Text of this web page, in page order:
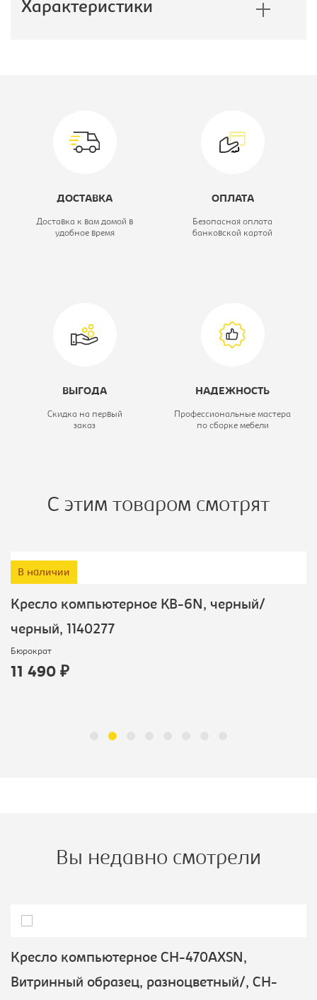
Характеристики
Модель кресла: CH-470AXSN,
образец
Кресло
ДОСТАВКА
Доставка к вам домой в
удобное время
ОПЛАТА
Безопасная оплата
банковской картой
ВЫГОДА
Скидка на первый
заказ
НАДЕЖНОСТЬ
Профессиональные мастера
по сборке мебели
С этим товаром смотрят
В наличии
Кресло компьютерное KB-6N, черный/
черный, 1140277
Бюрократ
11 490 ₽
Вы недавно смотрели
Кресло компьютерное CH-470AXSN,
Витринный образец, разноцветный/, CH-